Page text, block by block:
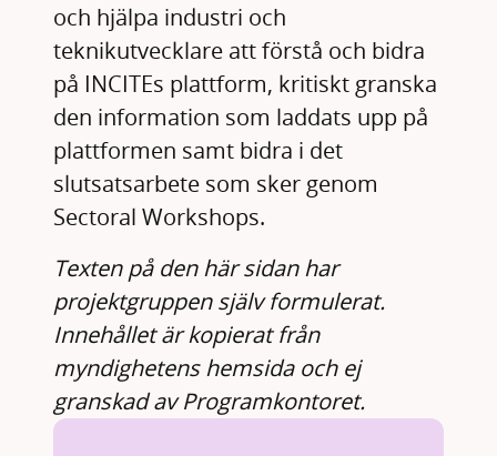
och hjälpa industri och
teknikutvecklare att förstå och bidra
på INCITEs plattform, kritiskt granska
den information som laddats upp på
plattformen samt bidra i det
slutsatsarbete som sker genom
Sectoral Workshops.
Texten på den här sidan har
projektgruppen själv formulerat.
Innehållet är kopierat från
myndighetens hemsida och ej
granskad av Programkontoret.